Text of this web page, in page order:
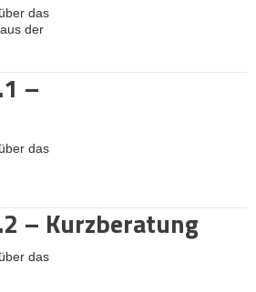
das
der
–
das
– Kurzberatung
das